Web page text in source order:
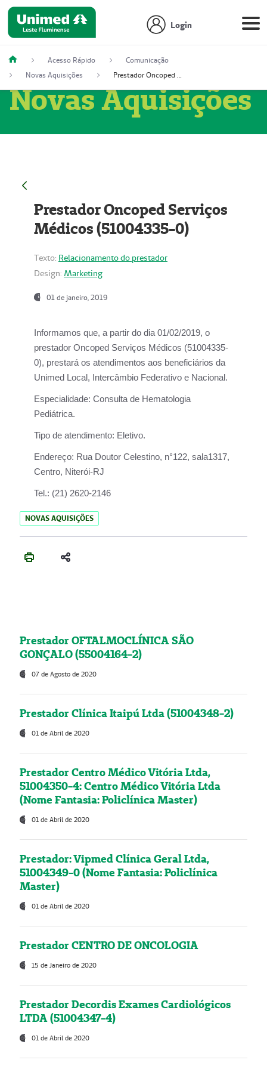
Login
Acesso Rápido
Comunicação
Novas Aquisições
Prestador Oncoped Serviços Médicos (51004335-0)
Novas Aquisições
Prestador Oncoped Serviços
Médicos (51004335-0)
Texto: Relacionamento do prestador
Design: Marketing
01 de janeiro, 2019
Informamos que, a partir do dia 01/02/2019, o
prestador Oncoped Serviços Médicos (51004335-
0), prestará os atendimentos aos beneficiários da
Unimed Local, Intercâmbio Federativo e Nacional.
Especialidade: Consulta de Hematologia
Pediátrica.
Tipo de atendimento: Eletivo.
Endereço: Rua Doutor Celestino, n°122, sala1317,
Centro, Niterói-RJ
Tel.: (21) 2620-2146
NOVAS AQUISIÇÕES
Prestador OFTALMOCLÍNICA SÃO
GONÇALO (55004164-2)
07 de Agosto de 2020
Prestador Clínica Itaipú Ltda (51004348-2)
01 de Abril de 2020
Prestador Centro Médico Vitória Ltda,
51004350-4: Centro Médico Vitória Ltda
(Nome Fantasia: Policlínica Master)
01 de Abril de 2020
Prestador: Vipmed Clínica Geral Ltda,
51004349-0 (Nome Fantasia: Policlínica
Master)
01 de Abril de 2020
Prestador CENTRO DE ONCOLOGIA
15 de Janeiro de 2020
Prestador Decordis Exames Cardiológicos
LTDA (51004347-4)
01 de Abril de 2020